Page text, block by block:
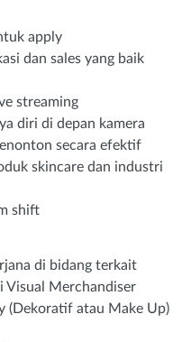
apply
dan sales yang baik
streaming
diri di depan kamera
secara efektif
skincare dan industri
shift
di bidang terkait
Visual Merchandiser
(Dekoratif atau Make Up)